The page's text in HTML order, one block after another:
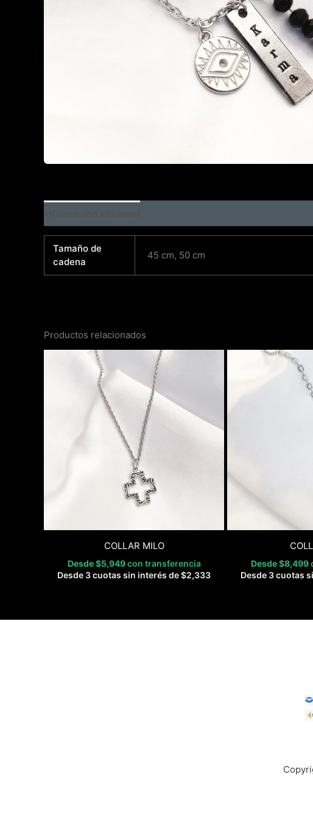
Tamaño de
cadena
45 cm, 50 cm
Productos relacionados
COLLAR MILO
Desde$5,949con transferencia
Desde 3 cuotas sin interés de$2,333
Desde$8,499
Desde 3 cuotas